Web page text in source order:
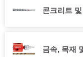
콘크리트
금속, 목재